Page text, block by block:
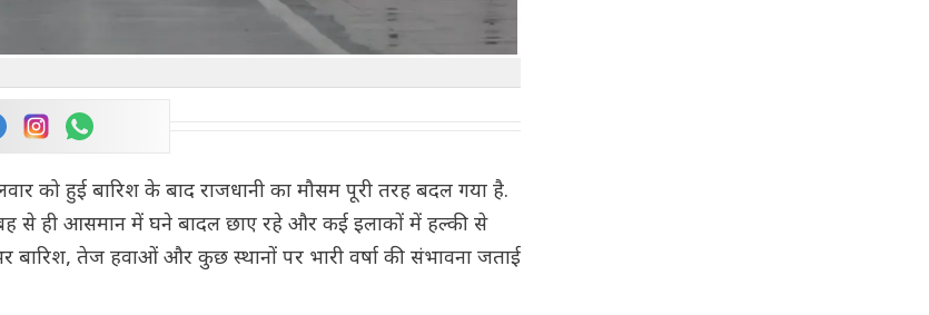
को हुई बारिश के बाद राजधानी का मौसम पूरी तरह बदल गया है.
से ही आसमान में घने बादल छाए रहे और कई इलाकों में हल्की से
बारिश, तेज हवाओं और कुछ स्थानों पर भारी वर्षा की संभावना जताई